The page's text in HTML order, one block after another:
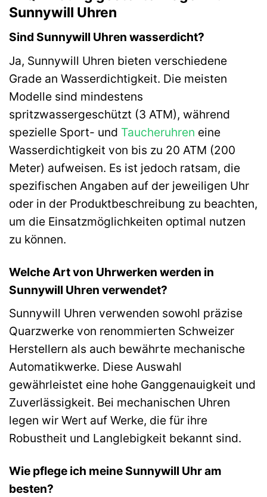
Sunnywill Uhren
Sind Sunnywill Uhren wasserdicht?
Ja, Sunnywill Uhren bieten verschiedene
Grade an Wasserdichtigkeit. Die meisten
Modelle sind mindestens
spritzwassergeschützt (3 ATM), während
spezielle Sport- und Taucheruhren eine
Wasserdichtigkeit von bis zu 20 ATM (200
Meter) aufweisen. Es ist jedoch ratsam, die
spezifischen Angaben auf der jeweiligen Uhr
oder in der Produktbeschreibung zu beachten,
um die Einsatzmöglichkeiten optimal nutzen
zu können.
Welche Art von Uhrwerken werden in
Sunnywill Uhren verwendet?
Sunnywill Uhren verwenden sowohl präzise
Quarzwerke von renommierten Schweizer
Herstellern als auch bewährte mechanische
Automatikwerke. Diese Auswahl
gewährleistet eine hohe Ganggenauigkeit und
Zuverlässigkeit. Bei mechanischen Uhren
legen wir Wert auf Werke, die für ihre
Robustheit und Langlebigkeit bekannt sind.
Wie pflege ich meine Sunnywill Uhr am
besten?